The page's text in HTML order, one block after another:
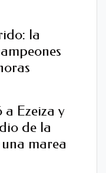
la
a Ezeiza y
de la
marea